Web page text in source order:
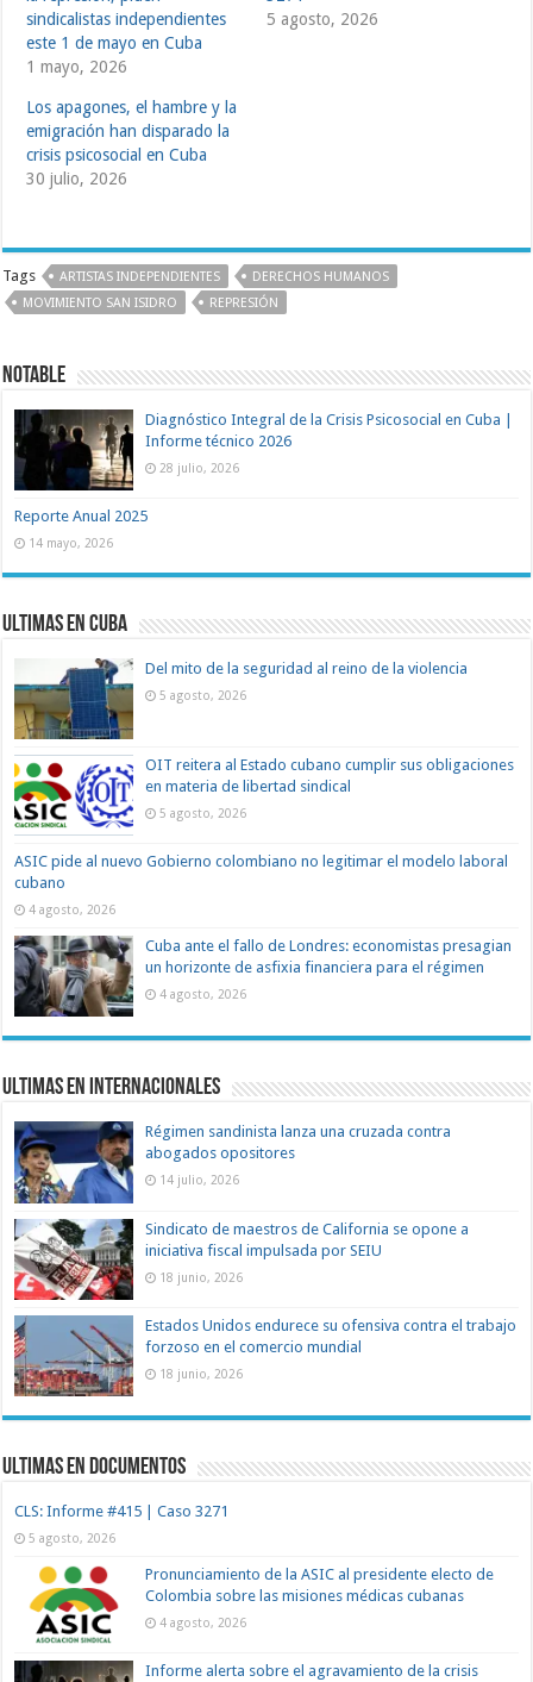
sindicalistas independientes
este 1 de mayo en Cuba
1 mayo, 2026
5 agosto, 2026
Los apagones, el hambre y la
emigración han disparado la
crisis psicosocial en Cuba
30 julio, 2026
Tags ARTISTAS INDEPENDIENTES
DERECHOS HUMANOS
MOVIMIENTO SAN ISIDRO
REPRESIÓN
Notable
Diagnóstico Integral de la Crisis Psicosocial en Cuba |
Informe técnico 2026
28 julio, 2026
Reporte Anual 2025
14 mayo, 2026
Ultimas en Cuba
Del mito de la seguridad al reino de la violencia
5 agosto, 2026
OIT reitera al Estado cubano cumplir sus obligaciones
en materia de libertad sindical
5 agosto, 2026
ASIC pide al nuevo Gobierno colombiano no legitimar el modelo laboral
cubano
4 agosto, 2026
Cuba ante el fallo de Londres: economistas presagian
un horizonte de asfixia financiera para el régimen
4 agosto, 2026
Ultimas en Internacionales
Régimen sandinista lanza una cruzada contra
abogados opositores
14 julio, 2026
Sindicato de maestros de California se opone a
iniciativa fiscal impulsada por SEIU
18 junio, 2026
Estados Unidos endurece su ofensiva contra el trabajo
forzoso en el comercio mundial
18 junio, 2026
Ultimas en documentos
CLS: Informe #415 | Caso 3271
5 agosto, 2026
Pronunciamiento de la ASIC al presidente electo de
Colombia sobre las misiones médicas cubanas
4 agosto, 2026
Informe alerta sobre el agravamiento de la crisis